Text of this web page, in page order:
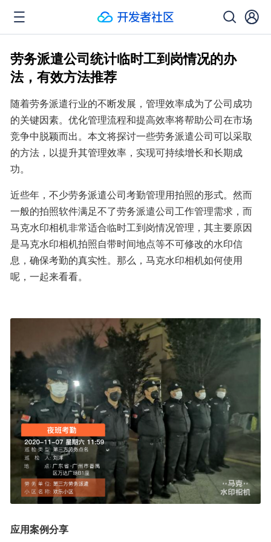
劳务派遣公司统计临时工到岗情况的办
法，有效方法推荐
随着劳务派遣行业的不断发展，管理效率成为了公司成功
的关键因素。优化管理流程和提高效率将帮助公司在市场
竞争中脱颖而出。本文将探讨一些劳务派遣公司可以采取
的方法，以提升其管理效率，实现可持续增长和长期成
功。
近些年，不少劳务派遣公司考勤管理用拍照的形式。然而
一般的拍照软件满足不了劳务派遣公司工作管理需求，而
马克水印相机非常适合临时工到岗情况管理，其主要原因
是马克水印相机拍照自带时间地点等不可修改的水印信
息，确保考勤的真实性。那么，马克水印相机如何使用
呢，一起来看看。
应用案例分享